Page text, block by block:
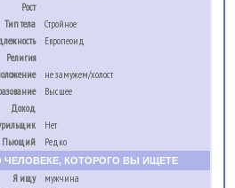
Рост
Тип тела
Стройное
Европеоид
Религия
не замужем/холост
Высшее
Доход
Нет
Пьющий
Редко
КОТОРОГО ВЫ ИЩЕТЕ
Я ищу
мужчина